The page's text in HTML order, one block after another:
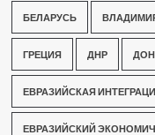
БЕЛАРУСЬ
ГРЕЦИЯ ДНР
ЕВРАЗИЙСКАЯ
ЕВРАЗИЙСКИЙ